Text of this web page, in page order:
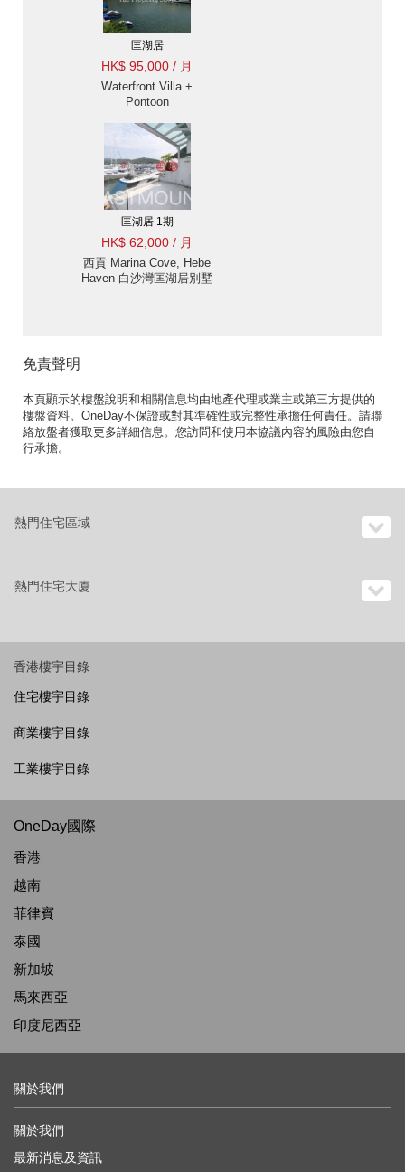
匡湖居
HK$ 95,000 / 月
Waterfront Villa +
Pontoon
匡湖居 1期
HK$ 62,000 / 月
西貢 Marina Cove, Hebe
Haven 白沙灣匡湖居別墅
免責聲明
本頁顯示的樓盤說明和相關信息均由地產代理或業主或第三方提供的
樓盤資料。OneDay不保證或對其準確性或完整性承擔任何責任。請聯
絡放盤者獲取更多詳細信息。您訪問和使用本協議內容的風險由您自
行承擔。
熱門住宅區域
熱門住宅大廈
香港樓宇目錄
住宅樓宇目錄
商業樓宇目錄
工業樓宇目錄
OneDay國際
香港
越南
菲律賓
泰國
新加坡
馬來西亞
印度尼西亞
關於我們
關於我們
最新消息及資訊